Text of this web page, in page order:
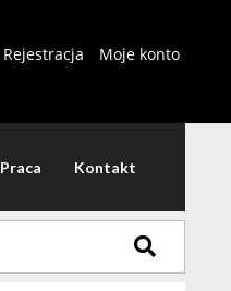
Rejestracja Moje konto
Praca Kontakt